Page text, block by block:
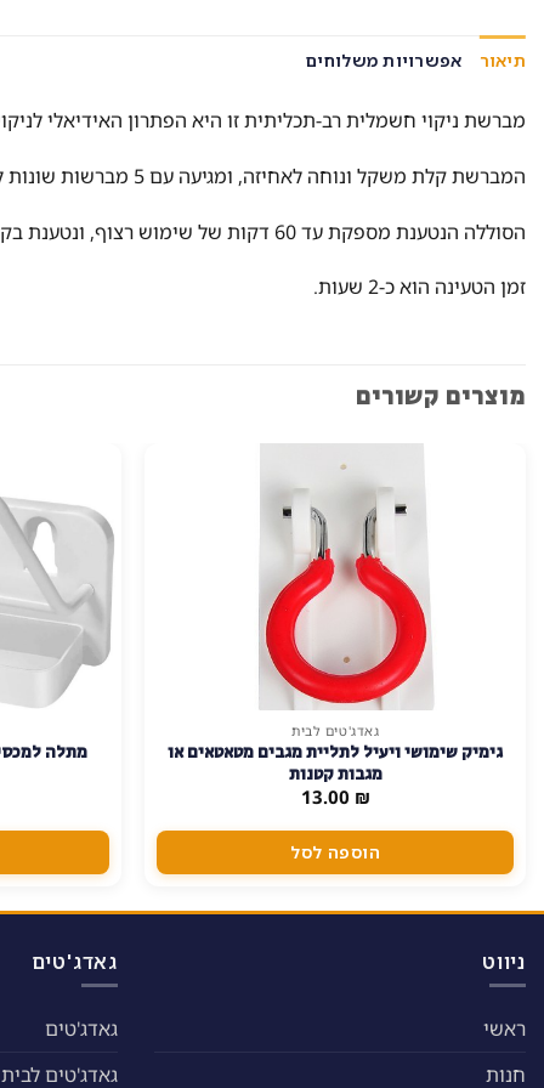
תיאור אפשרויות משלוחים
מברשת ניקוי חשמלית רב-תכליתית זו היא הפתרון האידיאלי
המברשת קלת משקל ונוחה לאחיזה, ומגיעה עם 5 מברשות שונות למגוון שימושים. היא מוגנת ממים, כך שניתן להשתמש בה גם בסביבה רטובה.
הסוללה הנטענת מספקת עד 60 דקות של שימוש רצוף, ונטענת בקלות באמצעות כבל USB.
זמן הטעינה הוא כ-2 שעות.
מוצרים קשורים
גאדג'טים לבית
גימיק שימושי ויעיל לתליית מגבים מטאטאים או
מגבות קטנות
13.00 ₪
הוספה לסל
מתלה
ניווט
ראשי
חנות
גאדג'טים
גאדג'טים
גאדג'טים לבית